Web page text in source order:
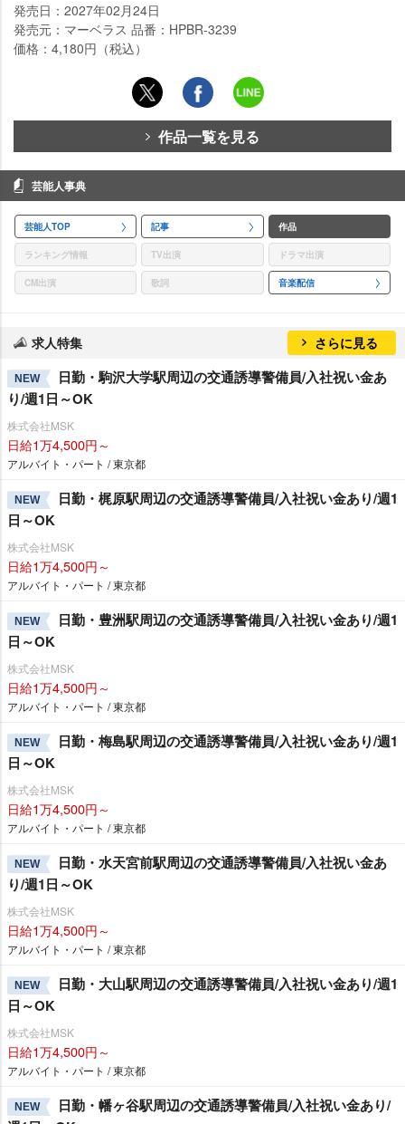
発売日：2027年02月24日
発売元：マーベラス 品番：HPBR-3239
価格：4,180円（税込）
作品一覧を見る
芸能人事典
芸能人TOP 記事 作品
ランキング情報 TV出演 ドラマ出演
CM出演 歌詞 音楽配信
求人特集 さらに見る
NEW
日勤・駒沢大学駅周辺の交通誘導警備員/入社祝い金あ
り/週1日～OK
株式会社MSK
日給1万4,500円～
アルバイト・パート / 東京都
NEW
日勤・梶原駅周辺の交通誘導警備員/入社祝い金あり/週1
日～OK
株式会社MSK
日給1万4,500円～
アルバイト・パート / 東京都
NEW
日勤・豊洲駅周辺の交通誘導警備員/入社祝い金あり/週1
日～OK
株式会社MSK
日給1万4,500円～
アルバイト・パート / 東京都
NEW
日勤・梅島駅周辺の交通誘導警備員/入社祝い金あり/週1
日～OK
株式会社MSK
日給1万4,500円～
アルバイト・パート / 東京都
NEW
日勤・水天宮前駅周辺の交通誘導警備員/入社祝い金あ
り/週1日～OK
株式会社MSK
日給1万4,500円～
アルバイト・パート / 東京都
NEW
日勤・大山駅周辺の交通誘導警備員/入社祝い金あり/週1
日～OK
株式会社MSK
日給1万4,500円～
アルバイト・パート / 東京都
NEW
日勤・幡ヶ谷駅周辺の交通誘導警備員/入社祝い金あり/